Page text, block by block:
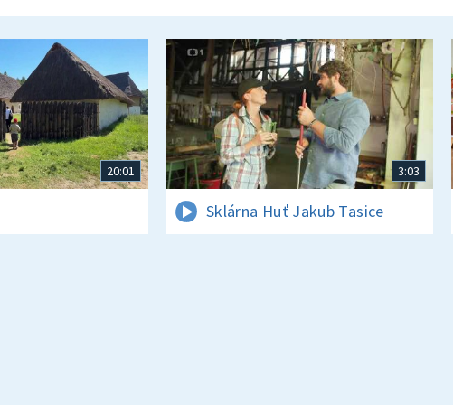
20:01 3:03
Sklárna Huť Jakub Tasice